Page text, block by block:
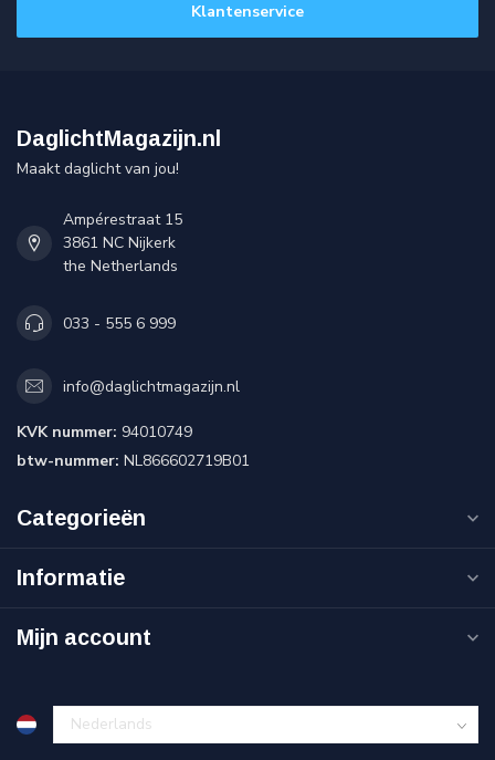
Klantenservice
DaglichtMagazijn.nl
Maakt daglicht van jou!
Ampérestraat 15
3861 NC Nijkerk
the Netherlands
033 - 555 6 999
info@daglichtmagazijn.nl
KVK nummer: 94010749
btw-nummer: NL866602719B01
Categorieën
Informatie
Mijn account